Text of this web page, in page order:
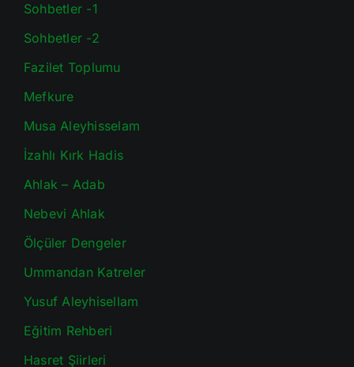
Sohbetler -1
Sohbetler -2
Fazilet Toplumu
Mefkure
Musa Aleyhisselam
İzahlı Kırk Hadis
Ahlak – Adab
Nebevi Ahlak
Ölçüler Dengeler
Ummandan Katreler
Yusuf Aleyhisellam
Eğitim Rehberi
Hasret Şiirleri